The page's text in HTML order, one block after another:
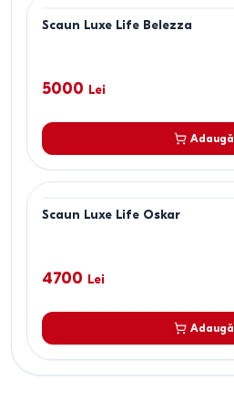
Scaun Luxe Life Belezza
5000 Lei
Adaugă
Scaun Luxe Life Oskar
4700 Lei
Adaugă